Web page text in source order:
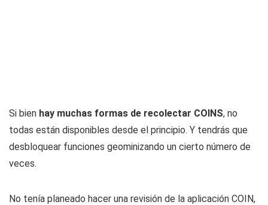
Si bien hay muchas formas de recolectar COINS, no
todas están disponibles desde el principio. Y tendrás que
desbloquear funciones geominizando un cierto número de
veces.
No tenía planeado hacer una revisión de la aplicación COIN,